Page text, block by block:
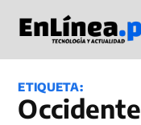
contenido
ETIQUETA:
Occidente